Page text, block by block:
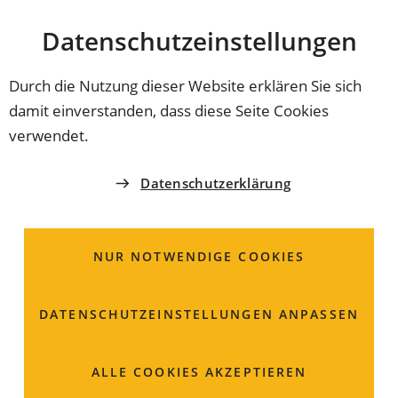
Datenschutz­einstellungen
Durch die Nutzung dieser Website erklären Sie sich
damit einverstanden, dass diese Seite Cookies
verwendet.
Datenschutzerklärung
NUR NOTWENDIGE COOKIES
DATENSCHUTZ­EINSTELLUNGEN ANPASSEN
ALLE COOKIES AKZEPTIEREN
INHALT ANSPRINGEN
Coburg
Heimatverein Coburg-
Creidlitz e.V.
1. VorstandGünterBecker
96450 Coburg